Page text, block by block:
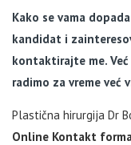
Kako se vama
kandidat i
kontaktirajte me.
radimo za vreme već
Plastična hirurgija Dr
Online Kontakt forma